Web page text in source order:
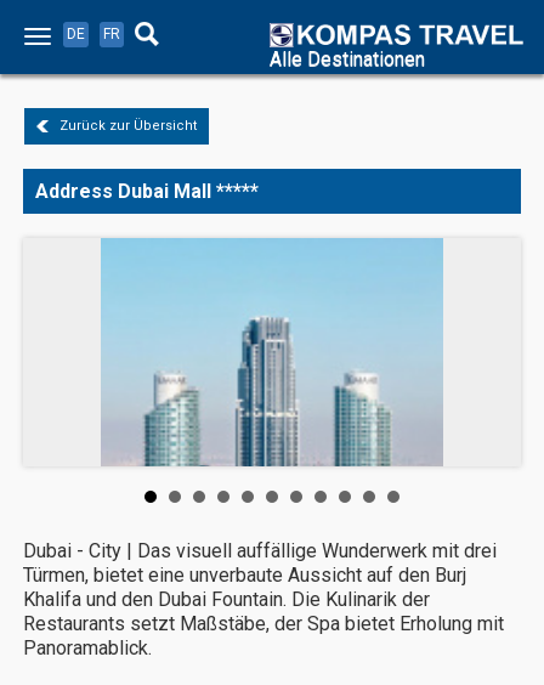
DE FR
Alle Destinationen
Zurück zur Übersicht
Address Dubai Mall *****
Dubai - City | Das visuell auffällige Wunderwerk mit drei
Türmen, bietet eine unverbaute Aussicht auf den Burj
Khalifa und den Dubai Fountain. Die Kulinarik der
Restaurants setzt Maßstäbe, der Spa bietet Erholung mit
Panoramablick.